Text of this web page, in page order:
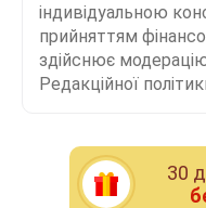
індивідуальною
прийняттям
здійснює
Редакційної
30